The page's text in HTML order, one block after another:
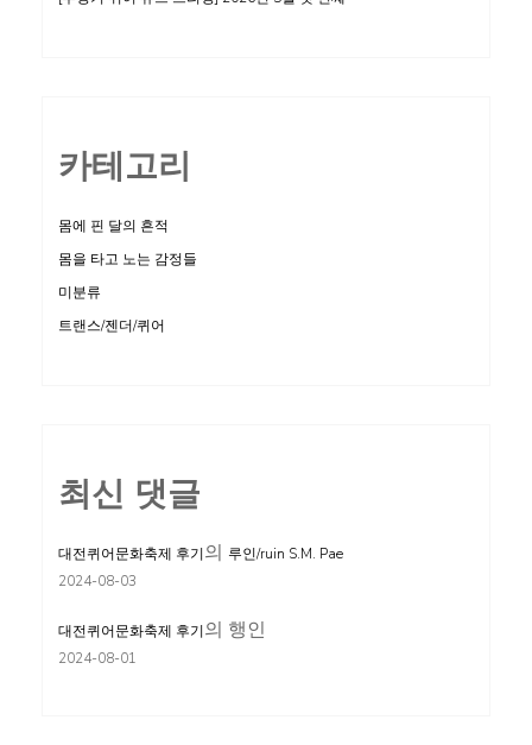
카테고리
몸에 핀 달의 흔적
몸을 타고 노는 감정들
미분류
트랜스/젠더/퀴어
최신 댓글
대전퀴어문화축제 후기의 루인/ruin S.M. Pae
2024-08-03
대전퀴어문화축제 후기의 행인
2024-08-01